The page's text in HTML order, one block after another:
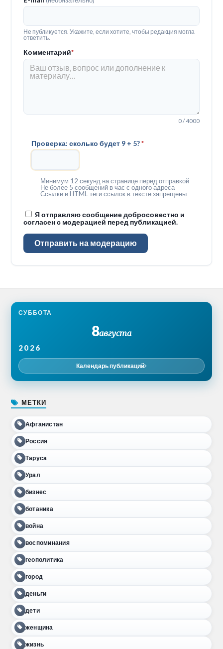
Не публикуется. Укажите, если хотите, чтобы редакция могла
ответить.
Комментарий*
0 / 4000
Проверка: сколько будет 9 + 5?*
Минимум 12 секунд на странице перед отправкой
Не более 5 сообщений в час с одного адреса
Ссылки и HTML-теги ссылок в тексте запрещены
Я отправляю сообщение добросовестно и
согласен с модерацией перед публикацией.
Отправить на модерацию
СУББОТА
8августа
2026
Календарь публикаций
МЕТКИ
Афганистан
Россия
Таруса
Урал
бизнес
ботаника
война
воспоминания
геополитика
город
деньги
дети
женщина
жизнь